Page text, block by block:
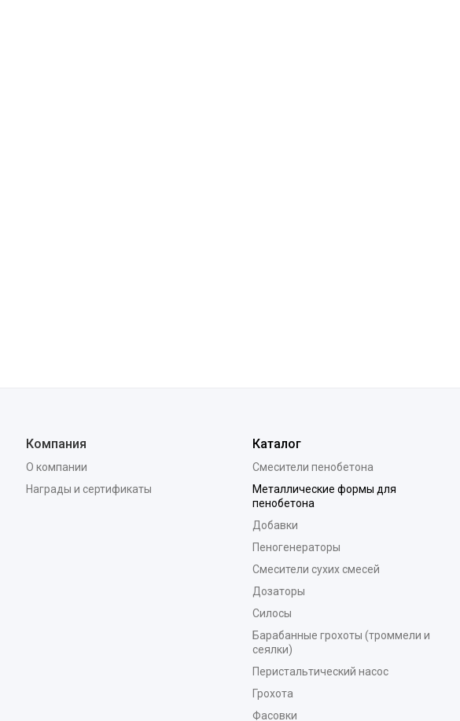
Компания
О компании
Награды и сертификаты
Каталог
Смесители пенобетона
Металлические формы для
пенобетона
Добавки
Пеногенераторы
Смесители сухих смесей
Дозаторы
Силосы
Барабанные грохоты (троммели и
сеялки)
Перистальтический насос
Грохота
Фасовки